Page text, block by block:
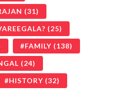
(31)
(25)
FAMILY (138)
(24)
HISTORY (32)